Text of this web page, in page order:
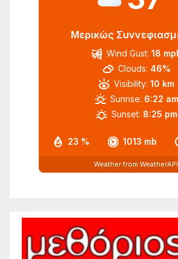
Μερικώς
23 % 1013 mb
Wind Gust: 18
Clouds: 46%
Visibility: 10 km
Sunrise: 6:22 am
Sunset: 8:25 pm
Weather from WeatherAPI